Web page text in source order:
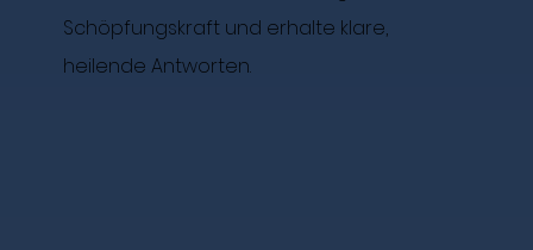
Schöpfungskraft und erhalte klare,
heilende Antworten.